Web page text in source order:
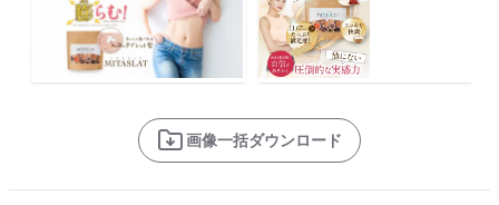
画像一括ダウンロード